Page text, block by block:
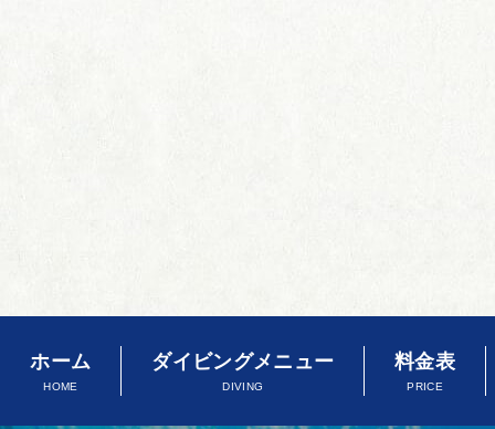
ホーム
HOME
ダイビングメニュー
DIVING
料金表
PRICE